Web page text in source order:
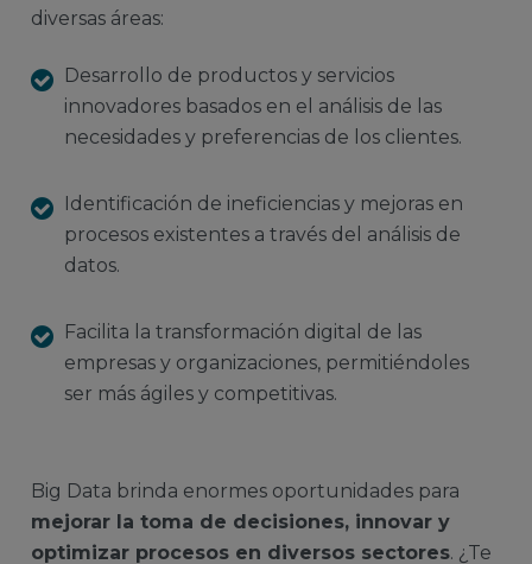
diversas áreas:
Desarrollo de productos y servicios
innovadores basados en el análisis de las
necesidades y preferencias de los clientes.
Identificación de ineficiencias y mejoras en
procesos existentes a través del análisis de
datos.
Facilita la transformación digital de las
empresas y organizaciones, permitiéndoles
ser más ágiles y competitivas.
Big Data brinda enormes oportunidades para
mejorar la toma de decisiones, innovar y
optimizar procesos en diversos sectores. ¿Te